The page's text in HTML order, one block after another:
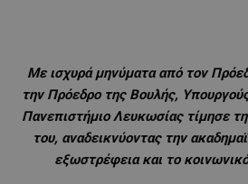
Με ισχυρά μηνύματα από τον
την Πρόεδρο της Βουλής,
Πανεπιστήμιο Λευκωσίας τίμησε
του, αναδεικνύοντας την
εξωστρέφεια και το